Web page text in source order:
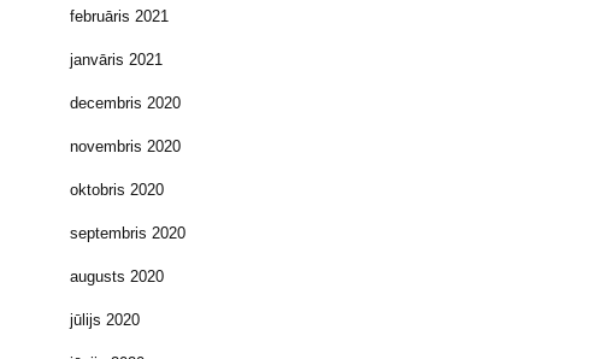
februāris 2021
janvāris 2021
decembris 2020
novembris 2020
oktobris 2020
septembris 2020
augusts 2020
jūlijs 2020